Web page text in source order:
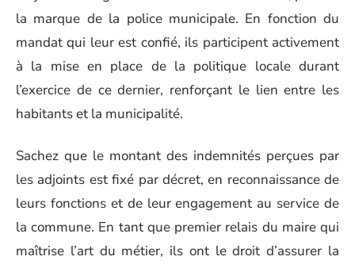
la marque de la police municipale. En fonction du
mandat qui leur est confié, ils participent activement
à la mise en place de la politique locale durant
l’exercice de ce dernier, renforçant le lien entre les
habitants et la municipalité.
Sachez que le montant des indemnités perçues par
les adjoints est fixé par décret, en reconnaissance de
leurs fonctions et de leur engagement au service de
la commune. En tant que premier relais du maire qui
maîtrise l’art du métier, ils ont le droit d’assurer la